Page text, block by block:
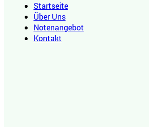
Startseite
Über Uns
Notenangebot
Kontakt